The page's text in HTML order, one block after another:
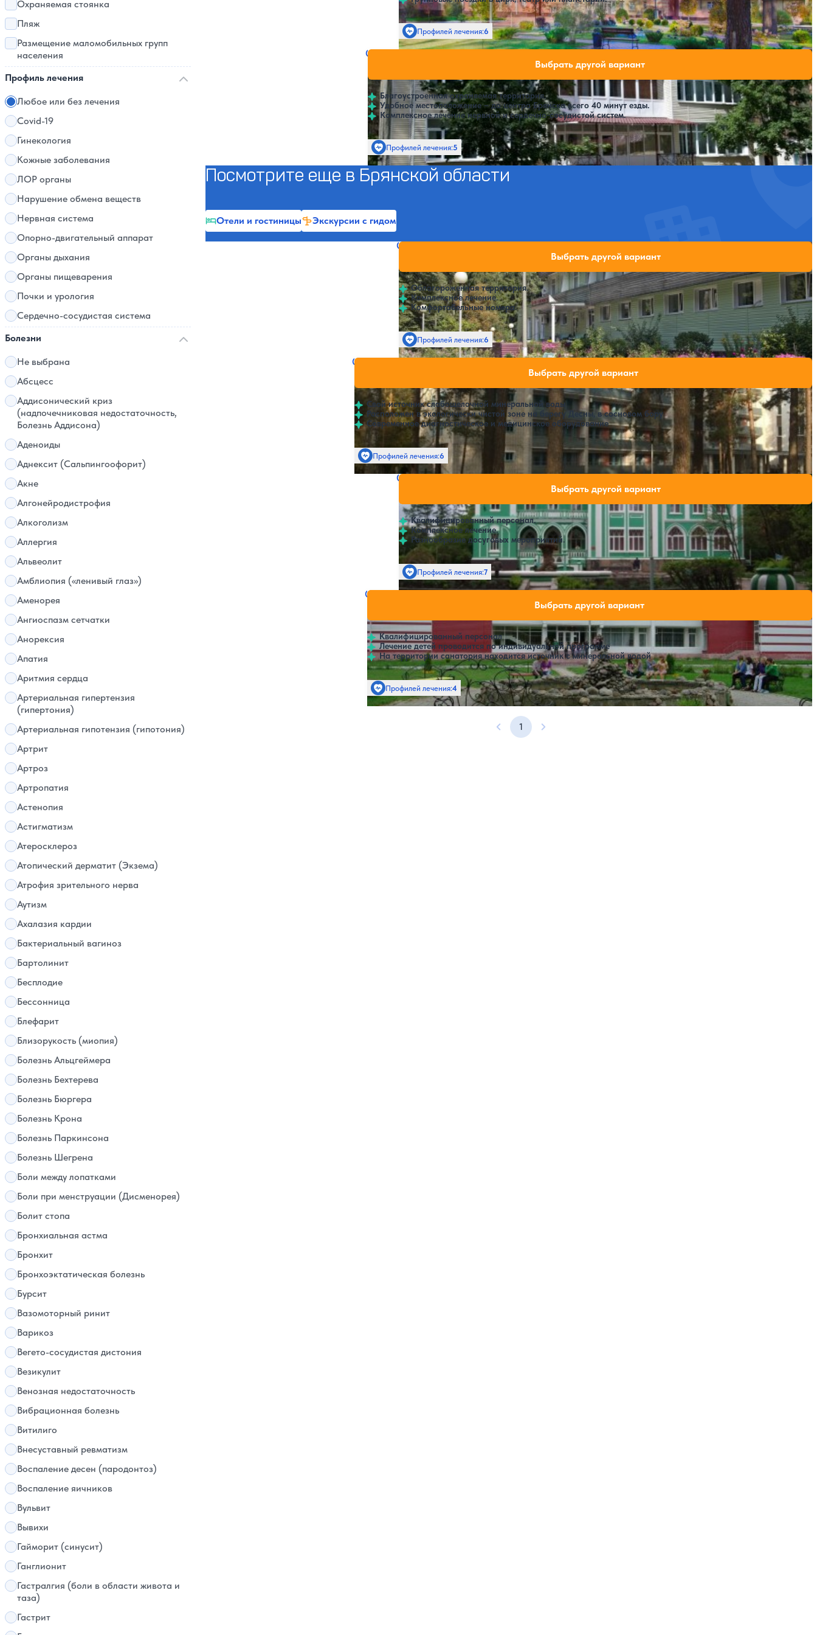
Охраняемая стоянка
Пляж
Размещение маломобильных групп
населения
Профиль лечения
Любое или без лечения
Covid-19
Гинекология
Кожные заболевания
ЛОР органы
Нарушение обмена веществ
Нервная система
Опорно-двигательный аппарат
Органы дыхания
Органы пищеварения
Почки и урология
Сердечно-сосудистая система
Болезни
Не выбрана
Абсцесс
Аддисонический криз
(надпочечниковая недостаточность,
Болезнь Аддисона)
Аденоиды
Аднексит (Сальпингоофорит)
Акне
Алгонейродистрофия
Алкоголизм
Аллергия
Альвеолит
Амблиопия («ленивый глаз»)
Аменорея
Ангиоспазм сетчатки
Анорексия
Апатия
Аритмия сердца
Артериальная гипертензия
(гипертония)
Артериальная гипотензия (гипотония)
Артрит
Артроз
Артропатия
Астенопия
Астигматизм
Атеросклероз
Атопический дерматит (Экзема)
Атрофия зрительного нерва
Аутизм
Ахалазия кардии
Бактериальный вагиноз
Бартолинит
Бесплодие
Бессонница
Блефарит
Близорукость (миопия)
Болезнь Альцгеймера
Болезнь Бехтерева
Болезнь Бюргера
Болезнь Крона
Болезнь Паркинсона
Болезнь Шегрена
Боли между лопатками
Боли при менструации (Дисменорея)
Болит стопа
Бронхиальная астма
Бронхит
Бронхоэктатическая болезнь
Бурсит
Вазомоторный ринит
Варикоз
Вегето-сосудистая дистония
Везикулит
Венозная недостаточность
Вибрационная болезнь
Витилиго
Внесуставный ревматизм
Воспаление десен (пародонтоз)
Воспаление яичников
Вульвит
Вывихи
Гайморит (синусит)
Ганглионит
Гастралгия (боли в области живота и
таза)
Гастрит
Профилей лечения:6 Крытый бассейн SPA
Санаторий Синезерки
4.3
Благоустроенная охраняемая территория.
Удобное местоположение – до центра Брянска всего 40 минут езды.
Комплексное лечение нервной и сердечно-сосудистой систем.
Профилей лечения:5
Нет цен или свободных мест на выбранные даты
Выбрать другой вариант
Посмотрите еще в Брянской области
Отели и гостиницы Экскурсии с гидом
Санаторий Унеча РЖД
5
Облагороженная территория.
Комплексное лечение.
Комфортабельные номера.
Профилей лечения:6
Нет цен или свободных мест на выбранные даты
Выбрать другой вариант
Санаторий Жуковский
4.3
Свой источник слабощелочной минеральной воды
Расположен в экологически чистой зоне на берегу Десны, в сосновом бору
Современное диагностическое и медицинское оборудование
Профилей лечения:6
Нет цен или свободных мест на выбранные даты
Выбрать другой вариант
Санаторий Вьюнки
4
Квалифицированный персонал.
Комплексное лечение.
Разнообразие досуговых мероприятий.
Профилей лечения:7
Нет цен или свободных мест на выбранные даты
Выбрать другой вариант
Санаторий Белобережский детский
4.3
Квалифицированный персонал
Лечение детей проводится по индивидуальной программе
На территории санатория находится источник с минеральной водой
Профилей лечения:4 Крытый бассейн
Нет цен или свободных мест на выбранные даты
Выбрать другой вариант
Предыдущая страница
1 Следующая страница